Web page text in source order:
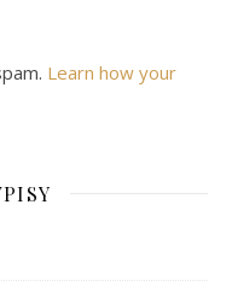
Learn how your